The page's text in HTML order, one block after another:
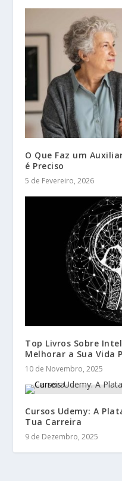
O Que Faz um
é Preciso
5 de Fevereiro, 2026
Top Livros Sobre
Melhorar a Sua Vida
10 de Novembro, 2025
Cursos Udemy: A
Tua Carreira
9 de Dezembro, 2025